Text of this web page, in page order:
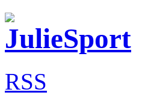
RSS